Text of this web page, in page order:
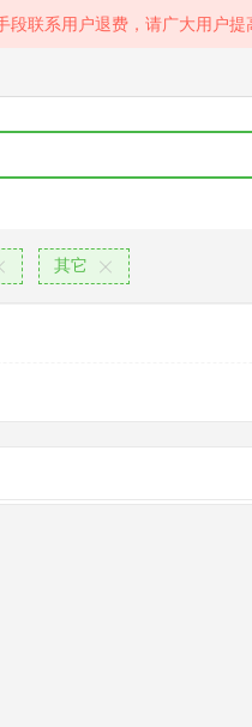
联系用户退费，请广大用户
其它